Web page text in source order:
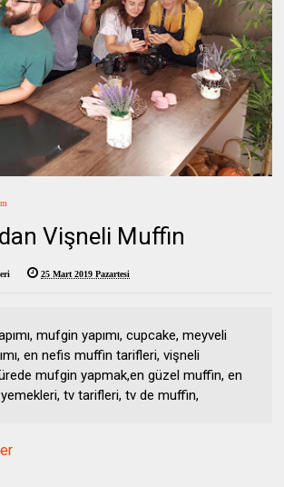
Vişneli Muffin
25 Mart 2019 Pazartesi
mufgin yapımı, cupcake, meyveli
en nefis muffin tarifleri, vişneli
mufgin yapmak,en güzel muffin, en
tv tarifleri, tv de muffin,